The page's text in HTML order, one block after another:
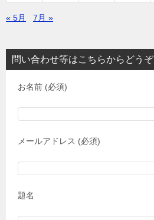
« 5月 7月 »
問い合わせ等はこちらからどうぞ
お名前 (必須)
メールアドレス (必須)
題名